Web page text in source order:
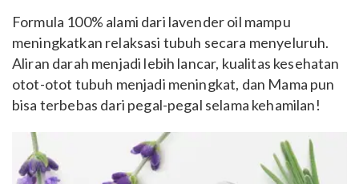
Formula 100% alami dari lavender oil mampu
meningkatkan relaksasi tubuh secara menyeluruh.
Aliran darah menjadi lebih lancar, kualitas kesehatan
otot-otot tubuh menjadi meningkat, dan Mama pun
bisa terbebas dari pegal-pegal selama kehamilan!